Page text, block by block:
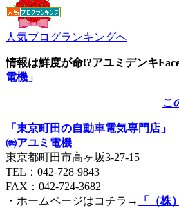
人気ブログランキングへ
情報は鮮度が命!?アユミデンキ
電機」
こ
「東京町田の自動車電気専門店」
㈱アユミ電機
東京都町田市高ヶ坂3‐27‐15
TEL：042-728-9843
FAX：042-724-3682
・ホームページはコチラ→
「（株